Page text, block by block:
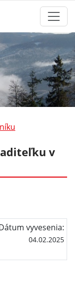
v
vyvesenia:
04.02.2025